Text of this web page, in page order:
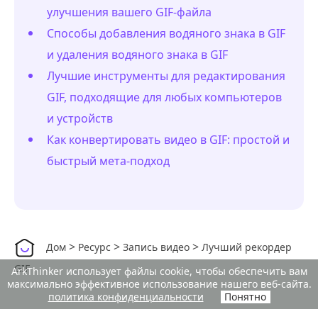
улучшения вашего GIF-файла
Способы добавления водяного знака в GIF
и удаления водяного знака в GIF
Лучшие инструменты для редактирования
GIF, подходящие для любых компьютеров
и устройств
Как конвертировать видео в GIF: простой и
быстрый мета-подход
Дом > Ресурс > Запись видео > Лучший рекордер
GIF
ArkThinker использует файлы cookie, чтобы обеспечить вам
максимально эффективное использование нашего веб-сайта.
политика конфиденциальности
Понятно